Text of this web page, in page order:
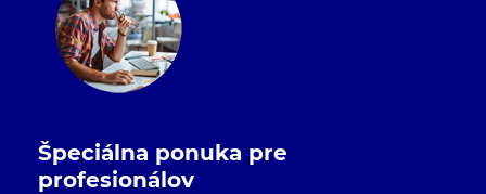
Špeciálna ponuka pre
profesionálov